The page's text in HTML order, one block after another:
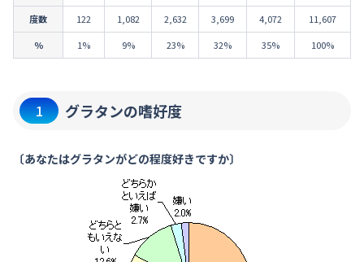
度数 122 1,082 2,632 3,699 4,072
11,607
％
1% 9% 23% 32% 35% 100%
1 グラタンの嗜好度
〔あなたはグラタンがどの程度好きですか〕